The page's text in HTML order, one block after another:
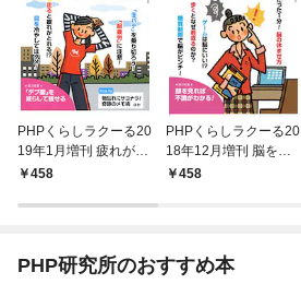
PHPくらしラクーる20
19年1月増刊 疲れが消
える最高の回復法【P
458
PHPくらしラクーる20
18年12月増刊 脳を壊
す危ない習慣【PHPか
458
PHP研究所のおすすめ本